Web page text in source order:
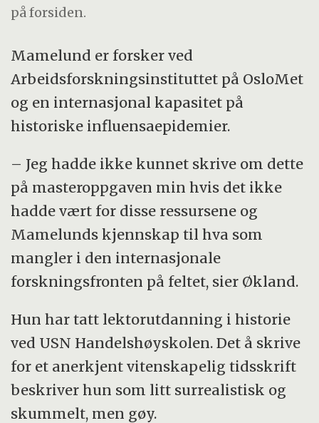
på forsiden.
Mamelund er forsker ved
Arbeidsforskningsinstituttet på OsloMet
og en internasjonal kapasitet på
historiske influensaepidemier.
– Jeg hadde ikke kunnet skrive om dette
på masteroppgaven min hvis det ikke
hadde vært for disse ressursene og
Mamelunds kjennskap til hva som
mangler i den internasjonale
forskningsfronten på feltet, sier Økland.
Hun har tatt lektorutdanning i historie
ved USN Handelshøyskolen. Det å skrive
for et anerkjent vitenskapelig tidsskrift
beskriver hun som litt surrealistisk og
skummelt, men gøy.